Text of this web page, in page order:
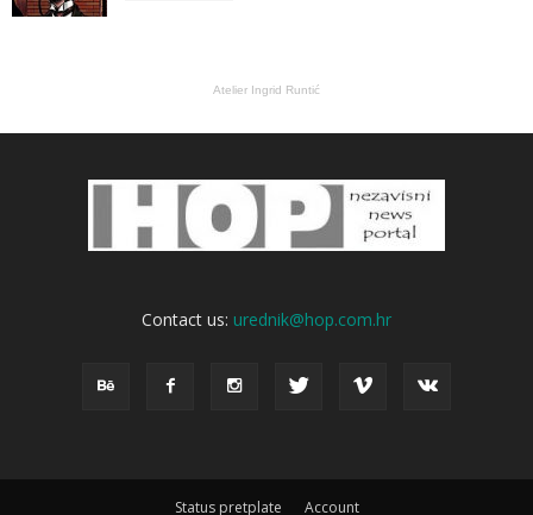
Atelier Ingrid Runtić
Contact us: urednik@hop.com.hr
Status pretplate Account